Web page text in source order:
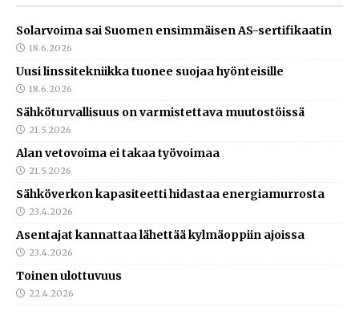
Solarvoima sai Suomen ensimmäisen AS-sertifikaatin
18.6.2026
Uusi linssitekniikka tuonee suojaa hyönteisille
18.6.2026
Sähköturvallisuus on varmistettava muutostöissä
21.5.2026
Alan vetovoima ei takaa työvoimaa
21.5.2026
Sähköverkon kapasiteetti hidastaa energiamurrosta
23.4.2026
Asentajat kannattaa lähettää kylmäoppiin ajoissa
23.4.2026
Toinen ulottuvuus
22.4.2026